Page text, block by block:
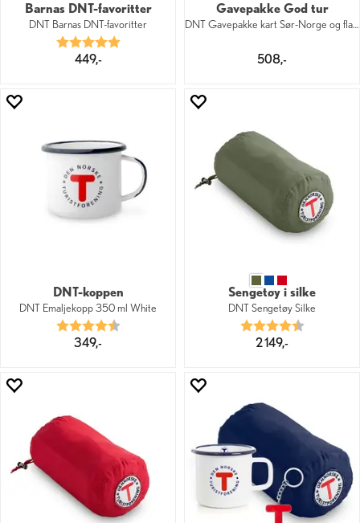
Barnas DNT-favoritter
DNT Barnas DNT-favoritter
Karakter:
5.0 av 5 mulige
449,-
Gavepakke God tur
DNT Gavepakke kart Sør-Norge og flaske
508,-
DNT-koppen
DNT Emaljekopp 350 ml White
Karakter:
4.3 av 5 mulige
349,-
Sengetøy i silke
DNT Sengetøy Silke
Karakter:
4.8 av 5
2 149,-